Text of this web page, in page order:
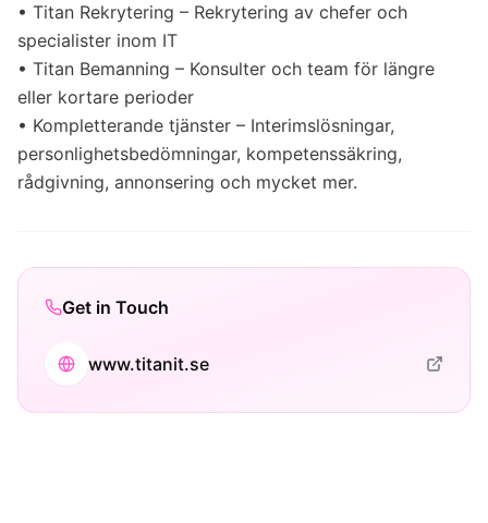
• Titan Rekrytering – Rekrytering av chefer och
specialister inom IT
• Titan Bemanning – Konsulter och team för längre
eller kortare perioder
• Kompletterande tjänster – Interimslösningar,
personlighetsbedömningar, kompetenssäkring,
rådgivning, annonsering och mycket mer.
Get in Touch
www.titanit.se